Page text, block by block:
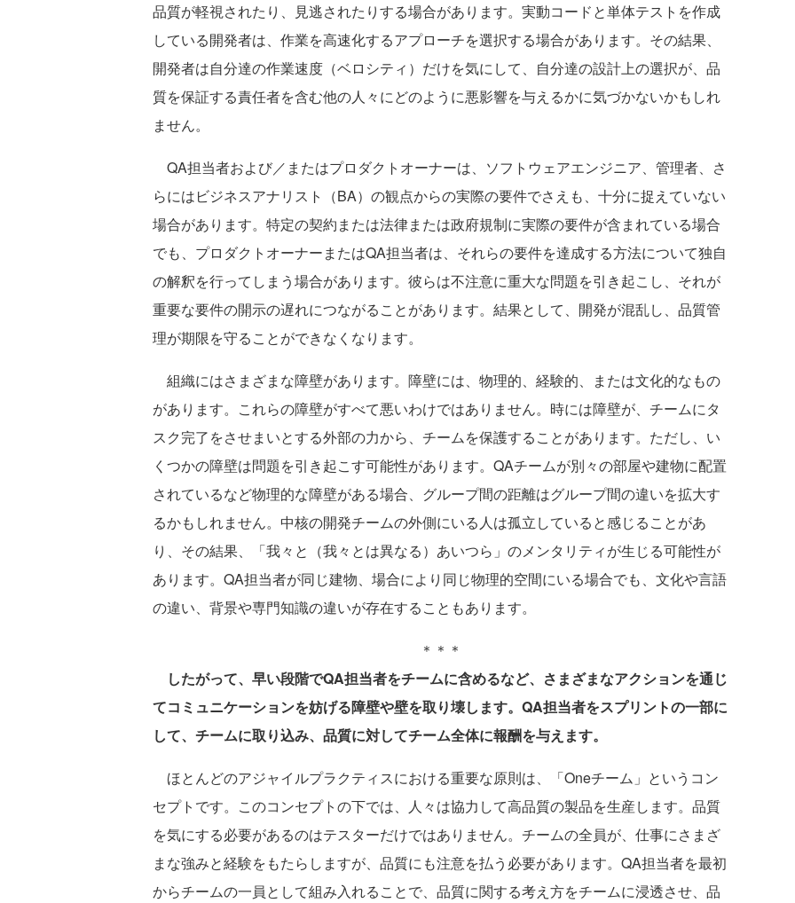
品質が軽視されたり、見逃されたりする場合があります。実動コードと単体テストを作成
している開発者は、作業を高速化するアプローチを選択する場合があります。その結果、
開発者は自分達の作業速度（ベロシティ）だけを気にして、自分達の設計上の選択が、品
質を保証する責任者を含む他の人々にどのように悪影響を与えるかに気づかないかもしれ
ません。
QA担当者および／またはプロダクトオーナーは、ソフトウェアエンジニア、管理者、さ
らにはビジネスアナリスト（BA）の観点からの実際の要件でさえも、十分に捉えていない
場合があります。特定の契約または法律または政府規制に実際の要件が含まれている場合
でも、プロダクトオーナーまたはQA担当者は、それらの要件を達成する方法について独自
の解釈を行ってしまう場合があります。彼らは不注意に重大な問題を引き起こし、それが
重要な要件の開示の遅れにつながることがあります。結果として、開発が混乱し、品質管
理が期限を守ることができなくなります。
組織にはさまざまな障壁があります。障壁には、物理的、経験的、または文化的なもの
があります。これらの障壁がすべて悪いわけではありません。時には障壁が、チームにタ
スク完了をさせまいとする外部の力から、チームを保護することがあります。ただし、い
くつかの障壁は問題を引き起こす可能性があります。QAチームが別々の部屋や建物に配置
されているなど物理的な障壁がある場合、グループ間の距離はグループ間の違いを拡大す
るかもしれません。中核の開発チームの外側にいる人は孤立していると感じることがあ
り、その結果、「我々と（我々とは異なる）あいつら」のメンタリティが生じる可能性が
あります。QA担当者が同じ建物、場合により同じ物理的空間にいる場合でも、文化や言語
の違い、背景や専門知識の違いが存在することもあります。
＊＊＊
したがって、早い段階でQA担当者をチームに含めるなど、さまざまなアクションを通じ
てコミュニケーションを妨げる障壁や壁を取り壊します。QA担当者をスプリントの一部に
して、チームに取り込み、品質に対してチーム全体に報酬を与えます。
ほとんどのアジャイルプラクティスにおける重要な原則は、「Oneチーム」というコン
セプトです。このコンセプトの下では、人々は協力して高品質の製品を生産します。品質
を気にする必要があるのはテスターだけではありません。チームの全員が、仕事にさまざ
まな強みと経験をもたらしますが、品質にも注意を払う必要があります。QA担当者を最初
からチームの一員として組み入れることで、品質に関する考え方をチームに浸透させ、品